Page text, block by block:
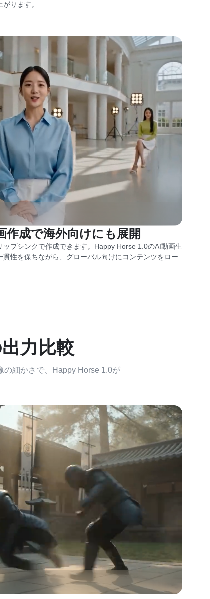
ります。
作成で海外向けにも展開
プシンクで作成できます。Happy Horse 1.0のAI動画生
性を保ちながら、グローバル向けにコンテンツをロー
力比較
の細かさで、Happy Horse 1.0が